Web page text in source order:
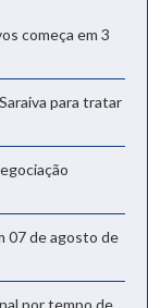
começa em 3
para tratar
07 de agosto de
por tempo de